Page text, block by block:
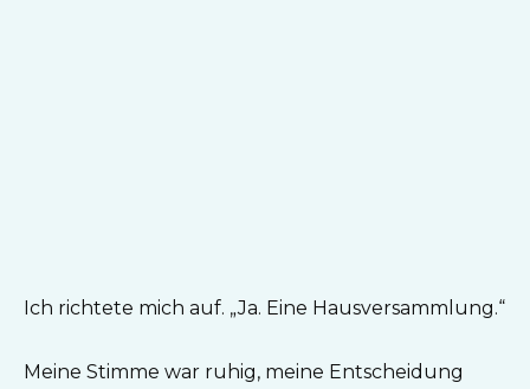
Ich richtete mich auf. „Ja. Eine Hausversammlung.“
Meine Stimme war ruhig, meine Entscheidung